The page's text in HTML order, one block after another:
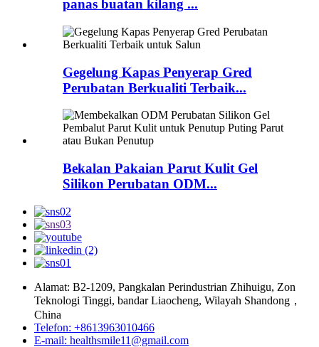
panas buatan kilang ...
Gegelung Kapas Penyerap Gred
Perubatan Berkualiti Terbaik...
Bekalan Pakaian Parut Kulit Gel
Silikon Perubatan ODM...
Alamat: B2-1209, Pangkalan Perindustrian Zhihuigu, Zon
Teknologi Tinggi, bandar Liaocheng, Wilayah Shandong，
China
Telefon: +8613963010466
E-mail: healthsmile11@gmail.com